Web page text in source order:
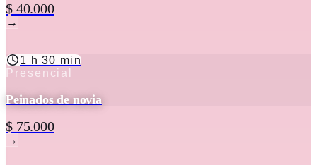
$ 40.000
→
1 h 30 min
Presencial
Peinados de novia
$ 75.000
→